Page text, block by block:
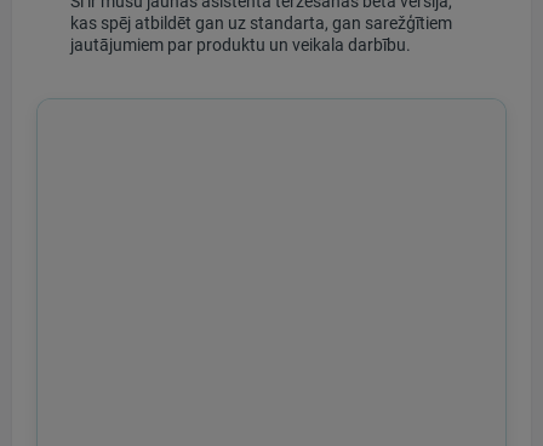
kas spēj atbildēt gan uz standarta, gan sarežģītiem
jautājumiem par produktu un veikala darbību.